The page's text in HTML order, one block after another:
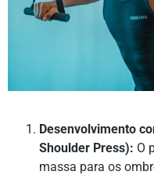
Desenvolvimento
Shoulder Press): O
massa para os